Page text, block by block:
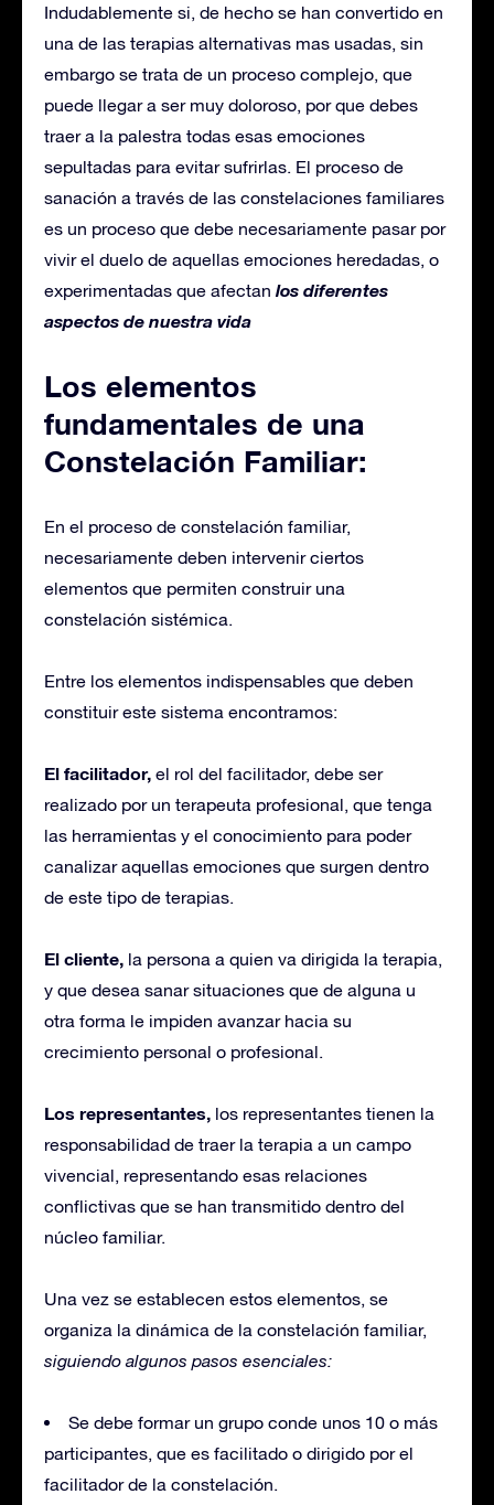
Indudablemente si, de hecho se han convertido en
una de las terapias alternativas mas usadas, sin
embargo se trata de un proceso complejo, que
puede llegar a ser muy doloroso, por que debes
traer a la palestra todas esas emociones
sepultadas para evitar sufrirlas. El proceso de
sanación a través de las constelaciones familiares
es un proceso que debe necesariamente pasar por
vivir el duelo de aquellas emociones heredadas, o
experimentadas que afectan los diferentes
aspectos de nuestra vida
Los elementos
fundamentales de una
Constelación Familiar:
En el proceso de constelación familiar,
necesariamente deben intervenir ciertos
elementos que permiten construir una
constelación sistémica.
Entre los elementos indispensables que deben
constituir este sistema encontramos:
El facilitador, el rol del facilitador, debe ser
realizado por un terapeuta profesional, que tenga
las herramientas y el conocimiento para poder
canalizar aquellas emociones que surgen dentro
de este tipo de terapias.
El cliente, la persona a quien va dirigida la terapia,
y que desea sanar situaciones que de alguna u
otra forma le impiden avanzar hacia su
crecimiento personal o profesional.
Los representantes, los representantes tienen la
responsabilidad de traer la terapia a un campo
vivencial, representando esas relaciones
conflictivas que se han transmitido dentro del
núcleo familiar.
Una vez se establecen estos elementos, se
organiza la dinámica de la constelación familiar,
siguiendo algunos pasos esenciales:
Se debe formar un grupo conde unos 10 o más
participantes, que es facilitado o dirigido por el
facilitador de la constelación.